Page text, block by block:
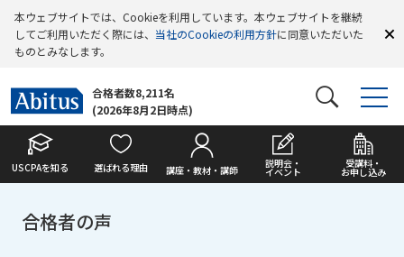
本ウェブサイトでは、Cookieを利用しています。本ウェブサイトを継続
してご利用いただく際には、 当社のCookieの利用方針に同意いただいた
ものとみなします。
合格者数8,211名
(2026年8月2日時点)
USCPAを知る 選ばれる理由 講座・教材・講師
説明会・
イベント
受講料・
お申し込み
合格者の声